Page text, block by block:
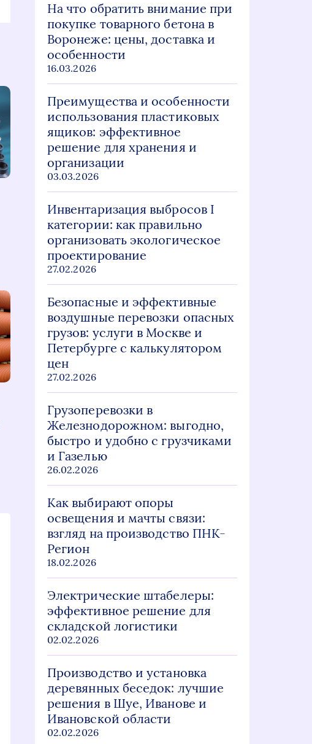
На что обратить внимание при
покупке товарного бетона в
Воронеже: цены, доставка и
особенности
16.03.2026
Преимущества и особенности
использования пластиковых
ящиков: эффективное
решение для хранения и
организации
03.03.2026
Инвентаризация выбросов I
категории: как правильно
организовать экологическое
проектирование
27.02.2026
Безопасные и эффективные
воздушные перевозки опасных
грузов: услуги в Москве и
Петербурге с калькулятором
цен
27.02.2026
Грузоперевозки в
Железнодорожном: выгодно,
быстро и удобно с грузчиками
и Газелью
26.02.2026
Как выбирают опоры
освещения и мачты связи:
взгляд на производство ПНК-
Регион
18.02.2026
Электрические штабелеры:
эффективное решение для
складской логистики
02.02.2026
Производство и установка
деревянных беседок: лучшие
решения в Шуе, Иванове и
Ивановской области
02.02.2026